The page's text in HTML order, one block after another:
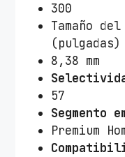
300
Tamaño
(pulgadas)
8,38 mm
57
Segmento
Premium